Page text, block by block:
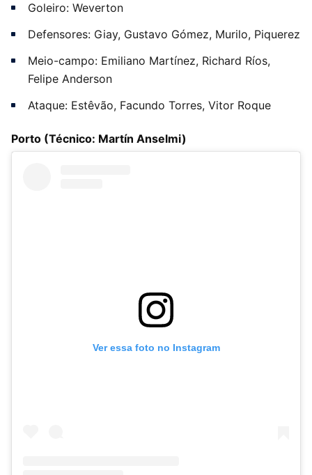
Goleiro: Weverton
Defensores: Giay, Gustavo Gómez, Murilo, Piquerez
Meio-campo: Emiliano Martínez, Richard Ríos,
Felipe Anderson
Ataque: Estêvão, Facundo Torres, Vitor Roque
Porto (Técnico: Martín Anselmi)
Ver essa foto no Instagram